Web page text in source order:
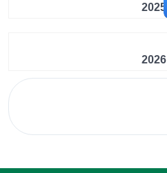
2025
2026